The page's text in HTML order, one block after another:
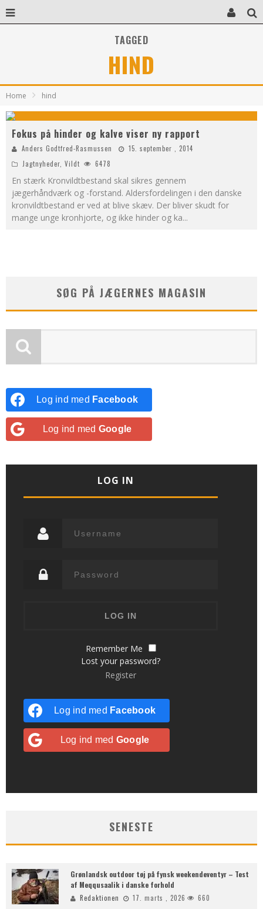
TAGGED
HIND
Home hind
Fokus på hinder og kalve viser ny rapport
Anders Godtfred-Rasmussen
15. september , 2014
Jagtnyheder Vildt 6478
En stærk Kronvildtbestand skal sikres gennem
jægerhåndværk og -forstand. Aldersfordelingen i den danske
kronvildtbestand er ved at blive skæv. Der bliver skudt for
mange unge kronhjorte, og ikke hinder og ka...
SØG PÅ JÆGERNES MAGASIN
Log ind med Facebook
Log ind med Google
LOG IN
Remember Me
Lost your password?
Register
Log ind med Facebook
Log ind med Google
SENESTE
Grønlandsk outdoor tøj på fynsk weekendeventyr – Test
af Meqqusaalik i danske forhold
Redaktionen 17. marts , 2026 660